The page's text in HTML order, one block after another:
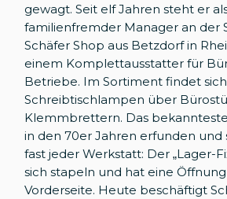
gewagt. Seit elf Jahren steht er
familienfremder Manager an der
Schäfer Shop aus Betzdorf in
einem Komplettausstatter für
Betriebe. Im Sortiment findet
Schreibtischlampen über
Klemmbrettern. Das
in den 70er Jahren erfunden und
fast jeder Werkstatt: Der „Lager-
sich stapeln und hat eine
Vorderseite. Heute beschäftigt